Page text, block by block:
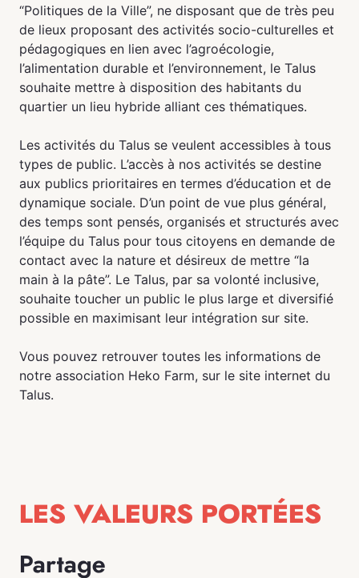
“Politiques de la Ville”, ne disposant que de très peu
de lieux proposant des activités socio-culturelles et
pédagogiques en lien avec l’agroécologie,
l’alimentation durable et l’environnement, le Talus
souhaite mettre à disposition des habitants du
quartier un lieu hybride alliant ces thématiques.
Les activités du Talus se veulent accessibles à tous
types de public. L’accès à nos activités se destine
aux publics prioritaires en termes d’éducation et de
dynamique sociale. D’un point de vue plus général,
des temps sont pensés, organisés et structurés avec
l’équipe du Talus pour tous citoyens en demande de
contact avec la nature et désireux de mettre “la
main à la pâte”. Le Talus, par sa volonté inclusive,
souhaite toucher un public le plus large et diversifié
possible en maximisant leur intégration sur site.
Vous pouvez retrouver toutes les informations de
notre association Heko Farm, sur le site internet du
Talus.
LES VALEURS PORTÉES
Partage